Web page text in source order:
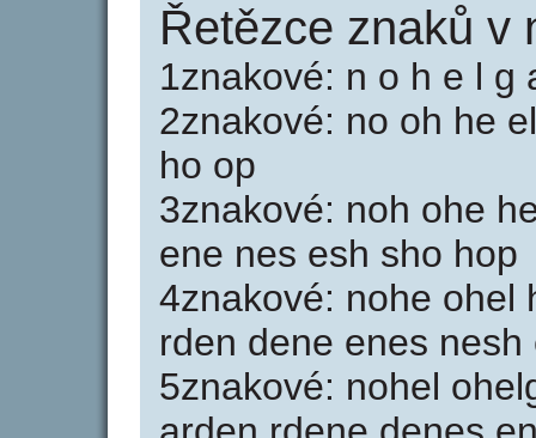
Řetězce znaků v
1znakové: n o h e l g
2znakové: no oh he
ho op
3znakové: noh ohe
ene nes esh sho hop
4znakové: nohe ohel
rden dene enes nesh
5znakové: nohel